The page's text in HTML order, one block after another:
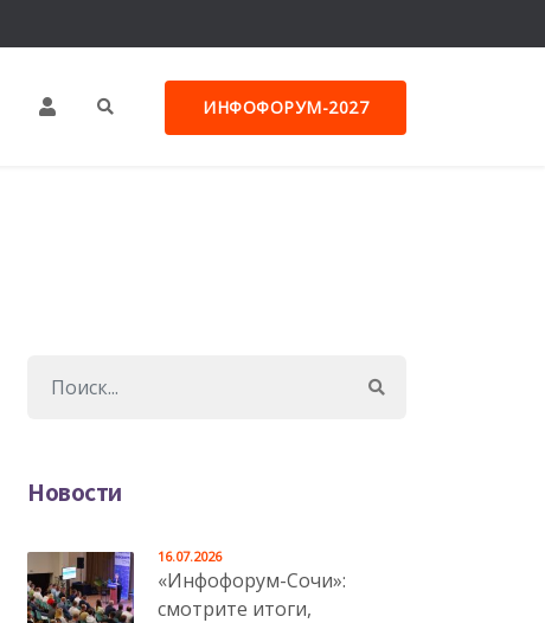
ИНФОФОРУМ-2027
Новости
«Инфофорум-Сочи»:
смотрите итоги,
16.07.2026